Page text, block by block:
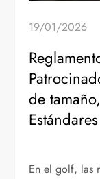
19/01/2026
de
En el golf, las